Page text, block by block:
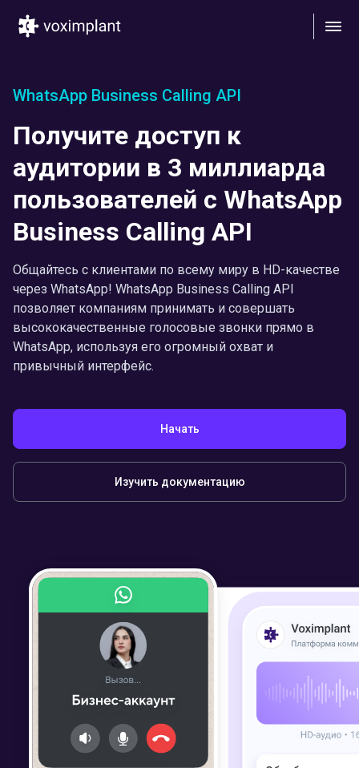
WhatsApp Business Calling API
Получите доступ к
аудитории в 3 миллиарда
пользователей с WhatsApp
Business Calling API
Общайтесь с клиентами по всему миру в HD-качестве
через WhatsApp! WhatsApp Business Calling API
позволяет компаниям принимать и совершать
высококачественные голосовые звонки прямо в
WhatsApp, используя его огромный охват и
привычный интерфейс.
Начать
Изучить документацию